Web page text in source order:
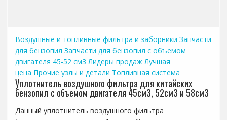
Воздушные и топливные фильтра и заборники Запчасти
для бензопил Запчасти для бензопил с объемом
двигателя 45-52 см3 Лидеры продаж Лучшая
цена Прочие узлы и детали Топливная система
Уплотнитель воздушного фильтра для китайских
бензопил с объемом двигателя 45см3, 52см3 и 58см3
Данный уплотнитель воздушного фильтра